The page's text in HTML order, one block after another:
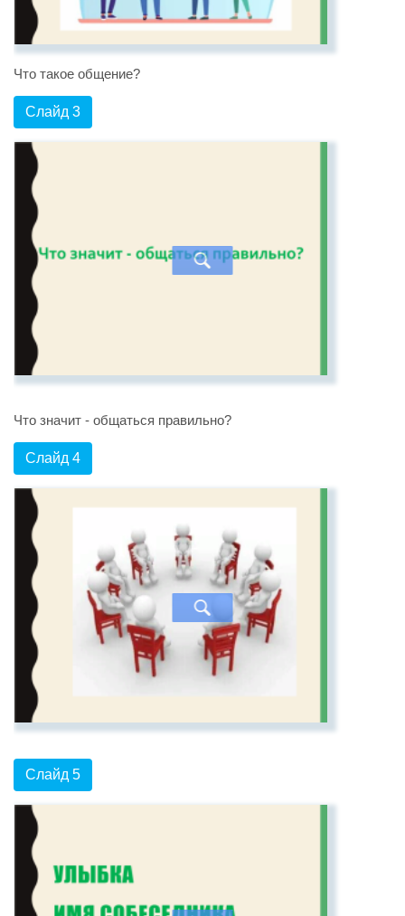
Что такое общение?
Слайд 3
Что значит - общаться правильно?
Слайд 4
Слайд 5